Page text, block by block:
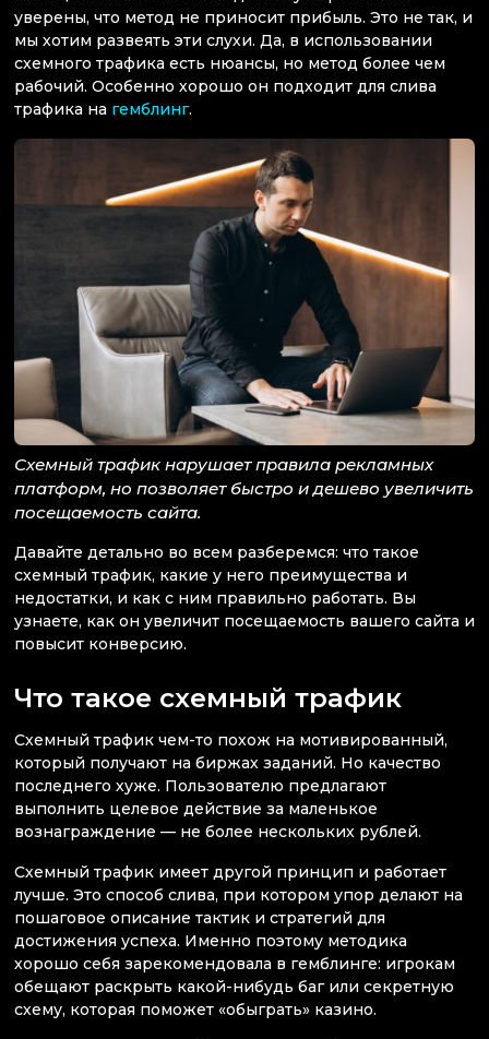
уверены, что метод не приносит прибыль. Это не так, и
мы хотим развеять эти слухи. Да, в использовании
схемного трафика есть нюансы, но метод более чем
рабочий. Особенно хорошо он подходит для слива
трафика на гемблинг.
Схемный трафик нарушает правила рекламных
платформ, но позволяет быстро и дешево увеличить
посещаемость сайта.
Давайте детально во всем разберемся: что такое
схемный трафик, какие у него преимущества и
недостатки, и как с ним правильно работать. Вы
узнаете, как он увеличит посещаемость вашего сайта и
повысит конверсию.
Что такое схемный трафик
Схемный трафик чем-то похож на мотивированный,
который получают на биржах заданий. Но качество
последнего хуже. Пользователю предлагают
выполнить целевое действие за маленькое
вознаграждение — не более нескольких рублей.
Схемный трафик имеет другой принцип и работает
лучше. Это способ слива, при котором упор делают на
пошаговое описание тактик и стратегий для
достижения успеха. Именно поэтому методика
хорошо себя зарекомендовала в гемблинге: игрокам
обещают раскрыть какой-нибудь баг или секретную
схему, которая поможет «обыграть» казино.